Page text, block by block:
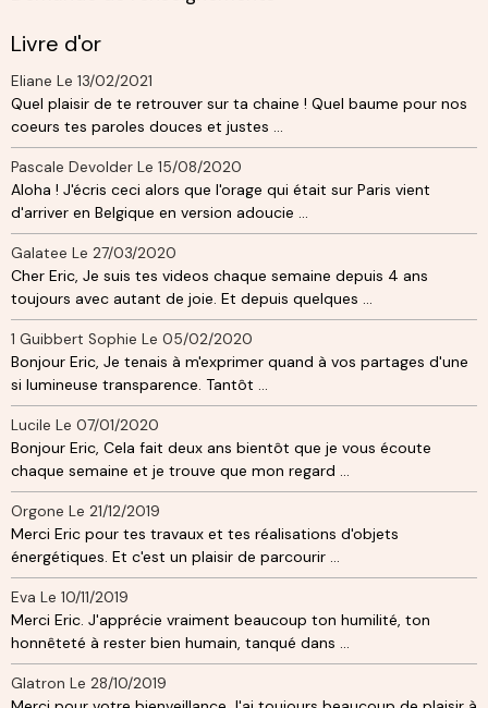
Livre d'or
Eliane Le 13/02/2021
Quel plaisir de te retrouver sur ta chaine ! Quel baume pour nos
coeurs tes paroles douces et justes ...
Pascale Devolder Le 15/08/2020
Aloha ! J'écris ceci alors que l'orage qui était sur Paris vient
d'arriver en Belgique en version adoucie ...
Galatee Le 27/03/2020
Cher Eric, Je suis tes videos chaque semaine depuis 4 ans
toujours avec autant de joie. Et depuis quelques ...
1 Guibbert Sophie Le 05/02/2020
Bonjour Eric, Je tenais à m'exprimer quand à vos partages d'une
si lumineuse transparence. Tantôt ...
Lucile Le 07/01/2020
Bonjour Eric, Cela fait deux ans bientôt que je vous écoute
chaque semaine et je trouve que mon regard ...
Orgone Le 21/12/2019
Merci Eric pour tes travaux et tes réalisations d'objets
énergétiques. Et c'est un plaisir de parcourir ...
Eva Le 10/11/2019
Merci Eric. J'apprécie vraiment beaucoup ton humilité, ton
honnêteté à rester bien humain, tanqué dans ...
Glatron Le 28/10/2019